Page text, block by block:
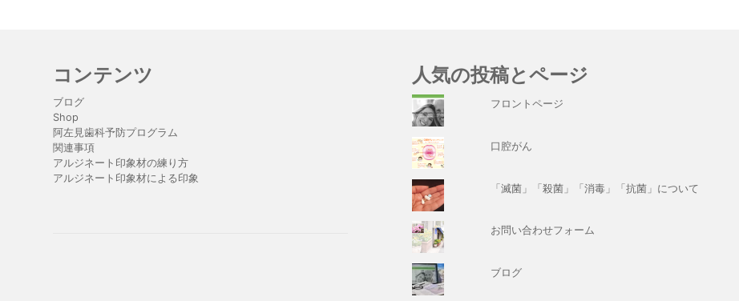
コンテンツ
ブログ
Shop
阿左見歯科予防プログラム
関連事項
アルジネート印象材の練り方
アルジネート印象材による印象
人気の投稿とページ
フロントページ
口腔がん
「滅菌」「殺菌」「消毒」「抗菌」について
お問い合わせフォーム
ブログ